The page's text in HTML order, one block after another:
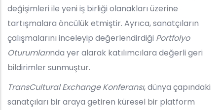
değişimleri ile yeni iş birliği olanakları üzerine
tartışmalara öncülük etmiştir. Ayrıca, sanatçıların
çalışmalarını inceleyip değerlendirdiği Portfolyo
Oturumlarında yer alarak katılımcılara değerli geri
bildirimler sunmuştur.
TransCultural Exchange Konferansı, dünya çapındaki
sanatçıları bir araya getiren küresel bir platform